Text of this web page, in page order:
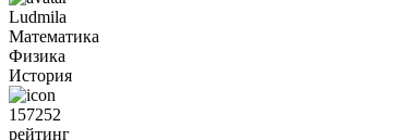
Ludmila
Математика
Физика
История
157252
рейтинг